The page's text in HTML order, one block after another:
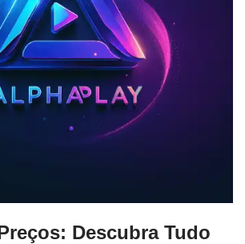
Descubra Tudo